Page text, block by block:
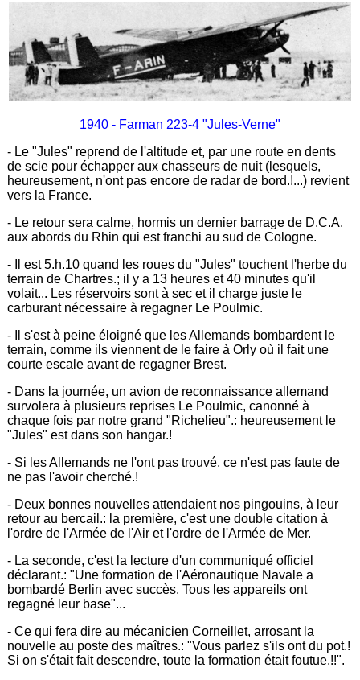
1940 - Farman 223-4 "Jules-Verne"
- Le "Jules" reprend de l'altitude et, par une route en dents
de scie pour échapper aux chasseurs de nuit (lesquels,
heureusement, n'ont pas encore de radar de bord.!...) revient
vers la France.
- Le retour sera calme, hormis un dernier barrage de D.C.A.
aux abords du Rhin qui est franchi au sud de Cologne.
- Il est 5.h.10 quand les roues du "Jules" touchent l'herbe du
terrain de Chartres.; il y a 13 heures et 40 minutes qu'il
volait... Les réservoirs sont à sec et il charge juste le
carburant nécessaire à regagner Le Poulmic.
- Il s'est à peine éloigné que les Allemands bombardent le
terrain, comme ils viennent de le faire à Orly où il fait une
courte escale avant de regagner Brest.
- Dans la journée, un avion de reconnaissance allemand
survolera à plusieurs reprises Le Poulmic, canonné à
chaque fois par notre grand "Richelieu".: heureusement le
"Jules" est dans son hangar.!
- Si les Allemands ne l'ont pas trouvé, ce n'est pas faute de
ne pas l'avoir cherché.!
- Deux bonnes nouvelles attendaient nos pingouins, à leur
retour au bercail.: la première, c'est une double citation à
l'ordre de l'Armée de l'Air et l'ordre de l'Armée de Mer.
- La seconde, c'est la lecture d'un communiqué officiel
déclarant.: "Une formation de l'Aéronautique Navale a
bombardé Berlin avec succès. Tous les appareils ont
regagné leur base"...
- Ce qui fera dire au mécanicien Corneillet, arrosant la
nouvelle au poste des maîtres.: "Vous parlez s'ils ont du pot.!
Si on s'était fait descendre, toute la formation était foutue.!!".